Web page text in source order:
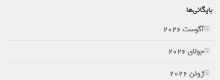
بایگانی‌ها
آگوست 2026
جولای 2026
ژوئن 2026